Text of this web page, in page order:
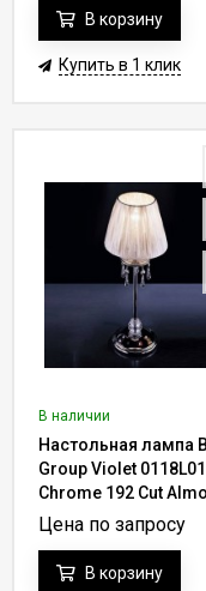
В корзину
Купить в 1 клик
В наличии
Настольная лампа
Group Violet 0118L01
Chrome 192 Cut
Цена по запросу
В корзину